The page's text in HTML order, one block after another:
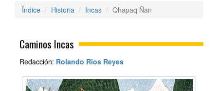
Índice Historia Incas Qhapaq Ñan
Caminos Incas
Redacción: Rolando Rios Reyes